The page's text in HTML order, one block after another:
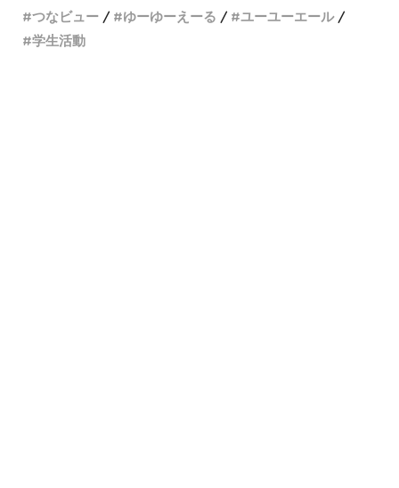
つなビュー
ゆーゆーえーる
ユーユーエール
学生活動